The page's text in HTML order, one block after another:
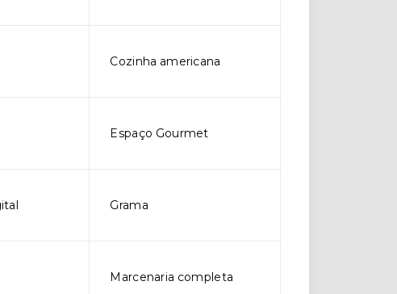
Cozinha americana
Espaço Gourmet
Grama
Marcenaria completa